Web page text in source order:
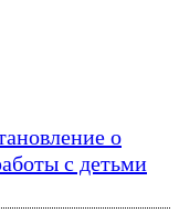
о
с детьми